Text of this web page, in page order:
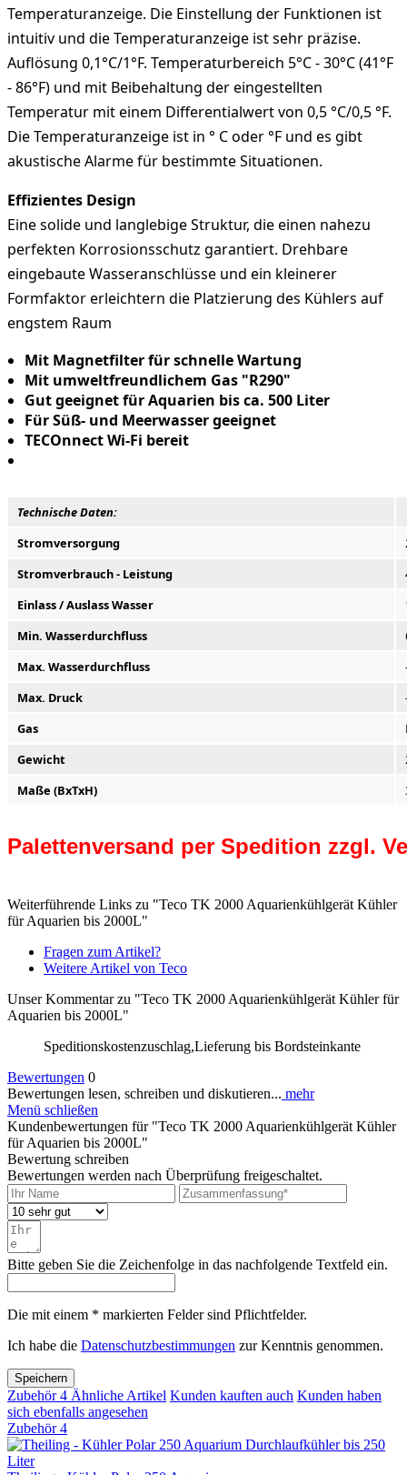
Temperaturanzeige. Die Einstellung der Funktionen ist
intuitiv und die Temperaturanzeige ist sehr präzise.
Auflösung 0,1°C/1°F. Temperaturbereich 5°C - 30°C (41°F
- 86°F) und mit Beibehaltung der eingestellten
Temperatur mit einem Differentialwert von 0,5 °C/0,5 °F.
Die Temperaturanzeige ist in ° C oder °F und es gibt
akustische Alarme für bestimmte Situationen.
Effizientes Design
Eine solide und langlebige Struktur, die einen nahezu
perfekten Korrosionsschutz garantiert. Drehbare
eingebaute Wasseranschlüsse und ein kleinerer
Formfaktor erleichtern die Platzierung des Kühlers auf
engstem Raum
Mit Magnetfilter für schnelle Wartung
Mit umweltfreundlichem Gas "R290"
Gut geeignet für Aquarien bis ca. 500 Liter
Für Süß- und Meerwasser geeignet
TECOnnect Wi-Fi bereit
Technische Daten:
Stromversorgung
Stromverbrauch - Leistung
Einlass / Auslass Wasser
Min. Wasserdurchfluss
Max. Wasserdurchfluss
Max. Druck
Gas
Gewicht
Maße (BxTxH)
Palettenversand per Spedition zzgl.
Weiterführende Links zu "Teco TK 2000 Aquarienkühlgerät Kühler
für Aquarien bis 2000L"
Fragen zum Artikel?
Weitere Artikel von Teco
Unser Kommentar zu "Teco TK 2000 Aquarienkühlgerät Kühler für
Aquarien bis 2000L"
Speditionskostenzuschlag,Lieferung bis Bordsteinkante
Bewertungen 0
Bewertungen lesen, schreiben und diskutieren... mehr
Menü schließen
Kundenbewertungen für "Teco TK 2000 Aquarienkühlgerät Kühler
für Aquarien bis 2000L"
Bewertung schreiben
Bewertungen werden nach Überprüfung freigeschaltet.
Bitte geben Sie die Zeichenfolge in das nachfolgende Textfeld ein.
Die mit einem * markierten Felder sind Pflichtfelder.
Ich habe die Datenschutzbestimmungen zur Kenntnis genommen.
Speichern
Zubehör4 Ähnliche Artikel Kunden kauften auch Kunden haben
sich ebenfalls angesehen
Zubehör4